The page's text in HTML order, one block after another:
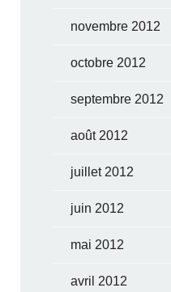
novembre 2012
octobre 2012
septembre 2012
août 2012
juillet 2012
juin 2012
mai 2012
avril 2012